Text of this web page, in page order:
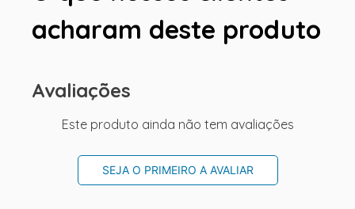
acharam deste produto
Avaliações
Este produto ainda não tem avaliações
SEJA O PRIMEIRO A AVALIAR